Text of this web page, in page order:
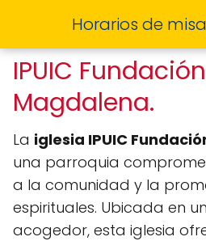
Horarios de
IPUIC
Magdalena.
La iglesia IPUIC
una parroquia
a la comunidad y la
espirituales. Ubicada en
acogedor, esta iglesia